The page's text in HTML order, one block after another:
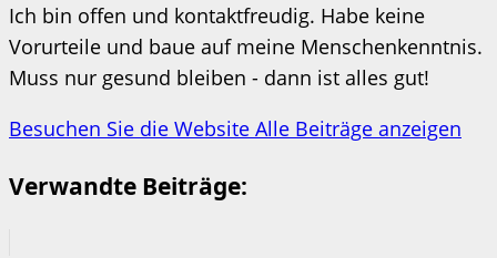
Ich bin offen und kontaktfreudig. Habe keine
Vorurteile und baue auf meine Menschenkenntnis.
Muss nur gesund bleiben - dann ist alles gut!
Besuchen Sie die Website Alle Beiträge anzeigen
Verwandte Beiträge: